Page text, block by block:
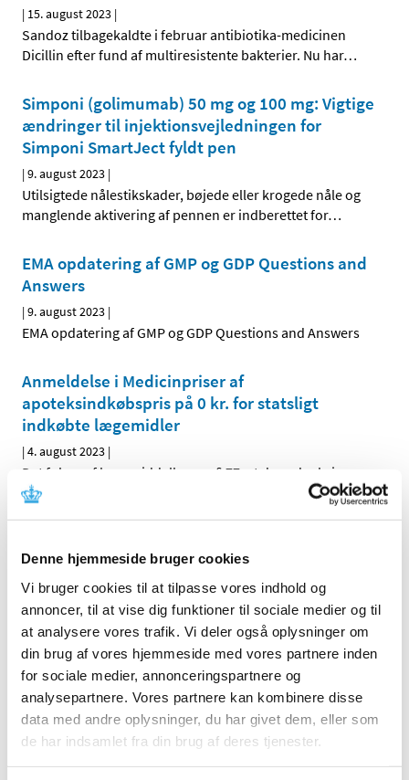
Denne hjemmeside bruger cookies
Vi bruger cookies til at tilpasse vores indhold og
annoncer, til at vise dig funktioner til sociale medier og til
at analysere vores trafik. Vi deler også oplysninger om
din brug af vores hjemmeside med vores partnere inden
for sociale medier, annonceringspartnere og
analysepartnere. Vores partnere kan kombinere disse
data med andre oplysninger, du har givet dem, eller som
de har indsamlet fra din brug af deres tjenester.
| 15. august 2023 |
Sandoz tilbagekaldte i februar antibiotika-medicinen
Dicillin efter fund af multiresistente bakterier. Nu har…
Simponi (golimumab) 50 mg og 100 mg: Vigtige
ændringer til injektionsvejledningen for
Simponi SmartJect fyldt pen
|9. august 2023 |
Utilsigtede nålestikskader, bøjede eller krogede nåle og
manglende aktivering af pennen er indberettet for…
EMA opdatering af GMP og GDP Questions and
Answers
|9. august 2023 |
EMA opdatering af GMP og GDP Questions and Answers
Anmeldelse i Medicinpriser af
apoteksindkøbspris på 0 kr. for statsligt
indkøbte lægemidler
|4. august 2023 |
Det følger af lægemiddellovens § 77, at d en, der bringer
et apoteksforbeholdt lægemiddel til mennesker og dyr…
|3. august 2023|
Lægemiddelstyrelsen har den 8. juni 2023 meddelt, at
Jeppe Madsen får bevilling til at drive Uldum Apotek.…
Ledig bevilling til Svendborg Sct. Nicolai
Apotek
|1. august 2023|
Bevillingen til at drive Svendborg Sct. Nicolai Apotek er
ledig pr. 1. februar 2024. Bevillingen er opslået ledig